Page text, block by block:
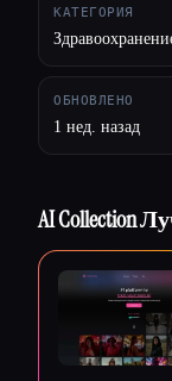
КАТЕГОРИЯ
ОБНОВЛЕНО
1 нед. назад
AI Collection